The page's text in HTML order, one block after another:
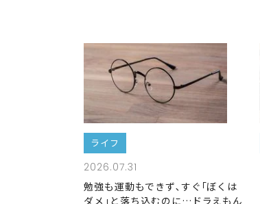
ライフ
2026.07.31
勉強も運動もできず､すぐ｢ぼくは
ダメ｣と落ち込むのに…ドラえもん